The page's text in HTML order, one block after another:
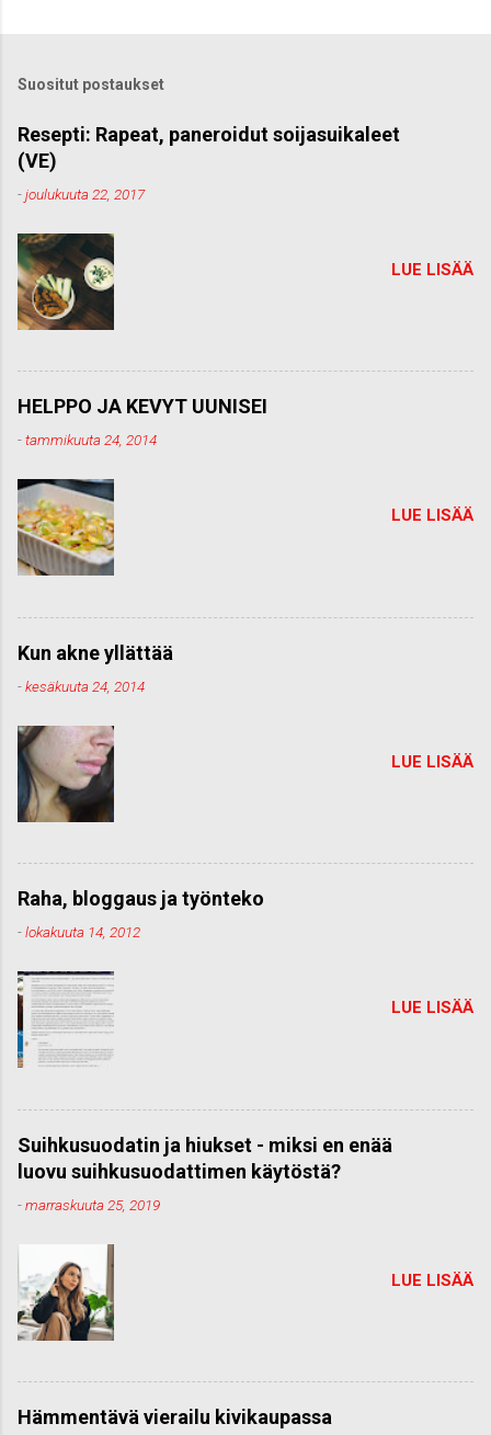
o
m
e
n
t
Suositut postaukset
Resepti: Rapeat, paneroidut soijasuikaleet
(VE)
-joulukuuta 22, 2017
LUE LISÄÄ
HELPPO JA KEVYT UUNISEI
-tammikuuta 24, 2014
LUE LISÄÄ
Kun akne yllättää
-kesäkuuta 24, 2014
LUE LISÄÄ
Raha, bloggaus ja työnteko
-lokakuuta 14, 2012
LUE LISÄÄ
Suihkusuodatin ja hiukset - miksi en enää
luovu suihkusuodattimen käytöstä?
-marraskuuta 25, 2019
LUE LISÄÄ
Hämmentävä vierailu kivikaupassa